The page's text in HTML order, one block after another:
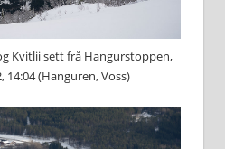
Kvitlii sett frå Hangurstoppen,
14:04 (Hanguren, Voss)